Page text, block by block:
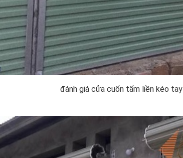
đánh giá cửa cuốn tấm liền kéo tay